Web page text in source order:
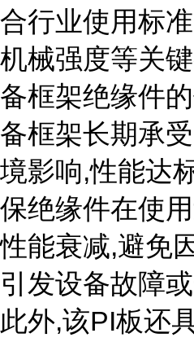
合行业使用标准
机械强度等关
备框架绝缘件
备框架长期承
境影响,性能达
保绝缘件在使
性能衰减,避免
引发设备故障或
此外,该PI板还